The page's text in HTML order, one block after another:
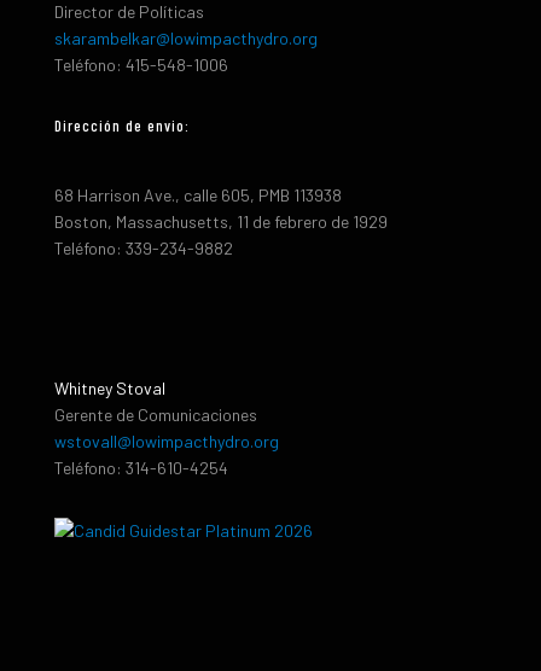
Director de Políticas
skarambelkar@lowimpacthydro.org
Teléfono: 415-548-1006
Dirección de envio:
68 Harrison Ave., calle 605, PMB 113938
Boston, Massachusetts, 11 de febrero de 1929
Teléfono: 339-234-9882
Whitney Stoval
Gerente de Comunicaciones
wstovall@lowimpacthydro.org
Teléfono: 314-610-4254